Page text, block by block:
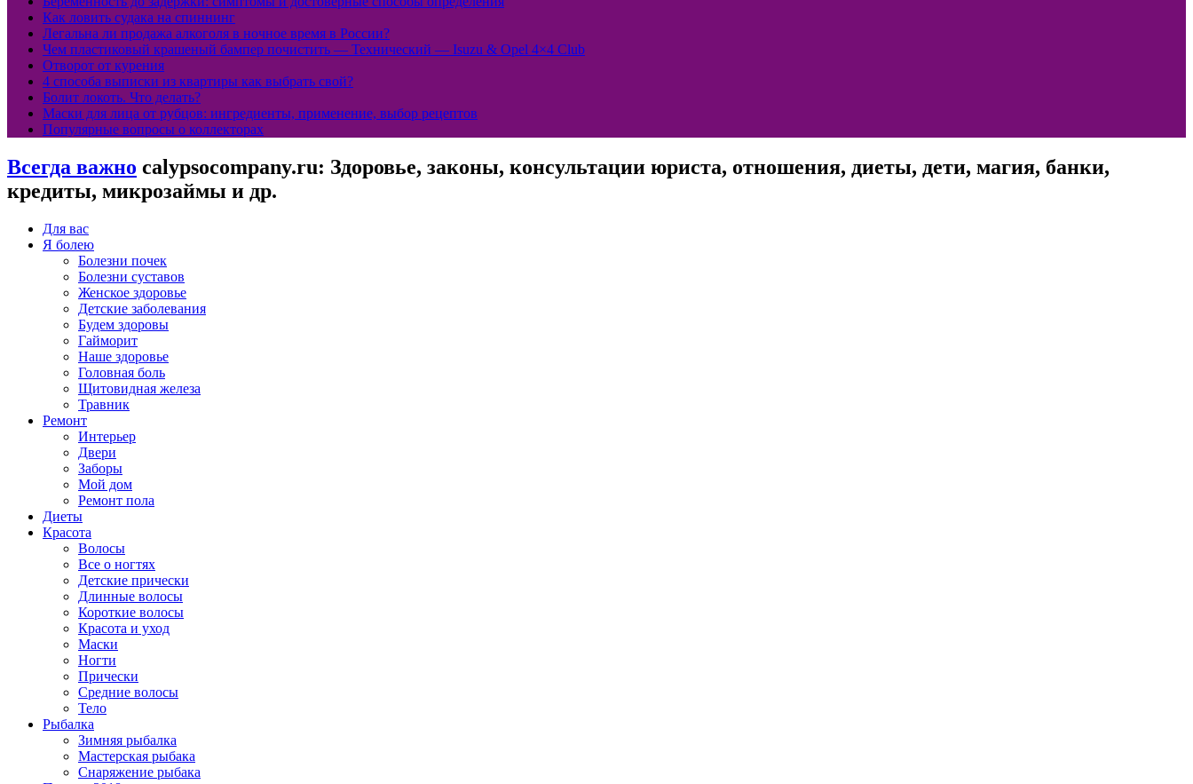
Как ловить судака на спиннинг
Легальна ли продажа алкоголя в ночное время в России?
Чем пластиковый крашеный бампер почистить — Технический — Isuzu & Opel 4×4 Club
Отворот от курения
4 способа выписки из квартиры как выбрать свой?
Болит локоть. Что делать?
Маски для лица от рубцов: ингредиенты, применение, выбор рецептов
Популярные вопросы о коллекторах
Всегда важно calypsocompany.ru: Здоровье, законы, консультации юриста, отношения, диеты, дети, магия, банки,
кредиты, микрозаймы и др.
Для вас
Я болею
Болезни почек
Болезни суставов
Женское здоровье
Детские заболевания
Будем здоровы
Гайморит
Наше здоровье
Головная боль
Щитовидная железа
Травник
Ремонт
Интерьер
Двери
Заборы
Мой дом
Ремонт пола
Диеты
Красота
Волосы
Все о ногтях
Детские прически
Длинные волосы
Короткие волосы
Красота и уход
Маски
Ногти
Прически
Средние волосы
Тело
Рыбалка
Зимняя рыбалка
Мастерская рыбака
Снаряжение рыбака